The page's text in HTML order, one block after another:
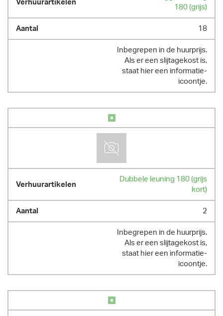
180 (grijs)
18
Inbegrepen in de huurprijs.
Als er een slijtagekost is,
staat hier een informatie-
icoontje.
Dubbele leuning 180 (grijs
kort)
2
Inbegrepen in de huurprijs.
Als er een slijtagekost is,
staat hier een informatie-
icoontje.